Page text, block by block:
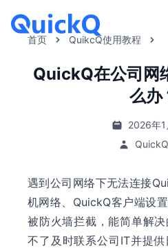
首页 QuikcQ使用教程
QuickQ在公司网
么办
2026年1
遇到公司网络下无法连接
机网络、QuickQ客户端设
被防火墙拦截，能简单解
不了及时联系公司IT并提